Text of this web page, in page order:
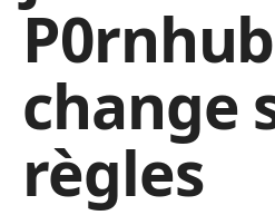
P0rnhub
change
règles